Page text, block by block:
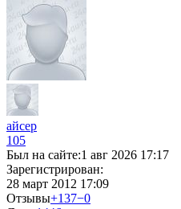
айсер
105
Был на сайте:1 авг 2026 17:17
Зарегистрирован:
28 март 2012 17:09
Отзывы+137−0